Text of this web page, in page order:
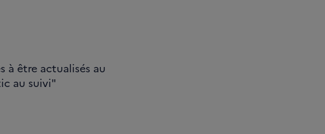
à être actualisés au
au suivi"